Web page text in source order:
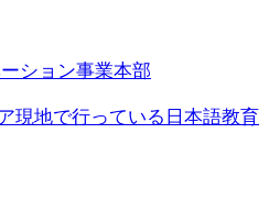
ション事業本部
現地で行っている日本語教育